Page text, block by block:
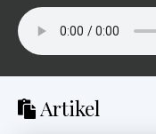
Artikel